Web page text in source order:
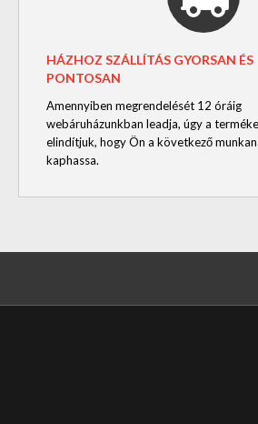
HÁZHOZ SZÁLLÍTÁS GYORSAN ÉS
PONTOSAN
Amennyiben megrendelését 12 óráig
webáruházunkban leadja, úgy a
elindítjuk, hogy Ön a következő
kaphassa.